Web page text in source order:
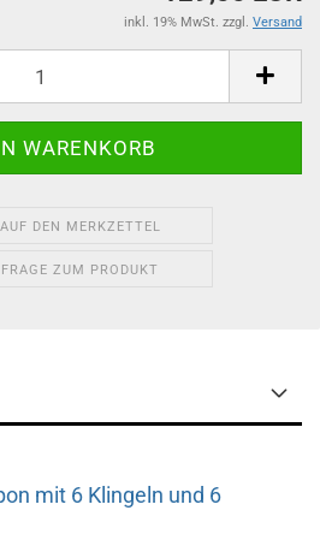
inkl. 19% MwSt. zzgl. Versand
AUF DEN MERKZETTEL
FRAGE ZUM PRODUKT
mit 6 Klingeln und 6